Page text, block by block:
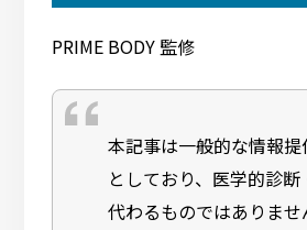
PRIME BODY 監修
本記事は一般的な情報提
としており、医学的診断
代わるものではありま